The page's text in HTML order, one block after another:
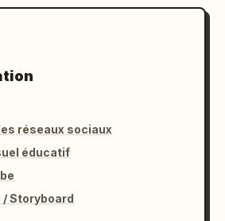
réseaux sociaux
éducatif
/ Storyboard